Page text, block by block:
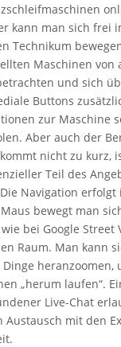
kann man sich frei
Technikum
Maschinen von
und sich
Buttons
zur Maschine
Aber auch der
nicht zu kurz,
Teil des
Navigation
bewegt man
bei Google Street
Raum. Man kann
heranzoomen,
„herum laufen“.
Live-Chat
Austausch mit den